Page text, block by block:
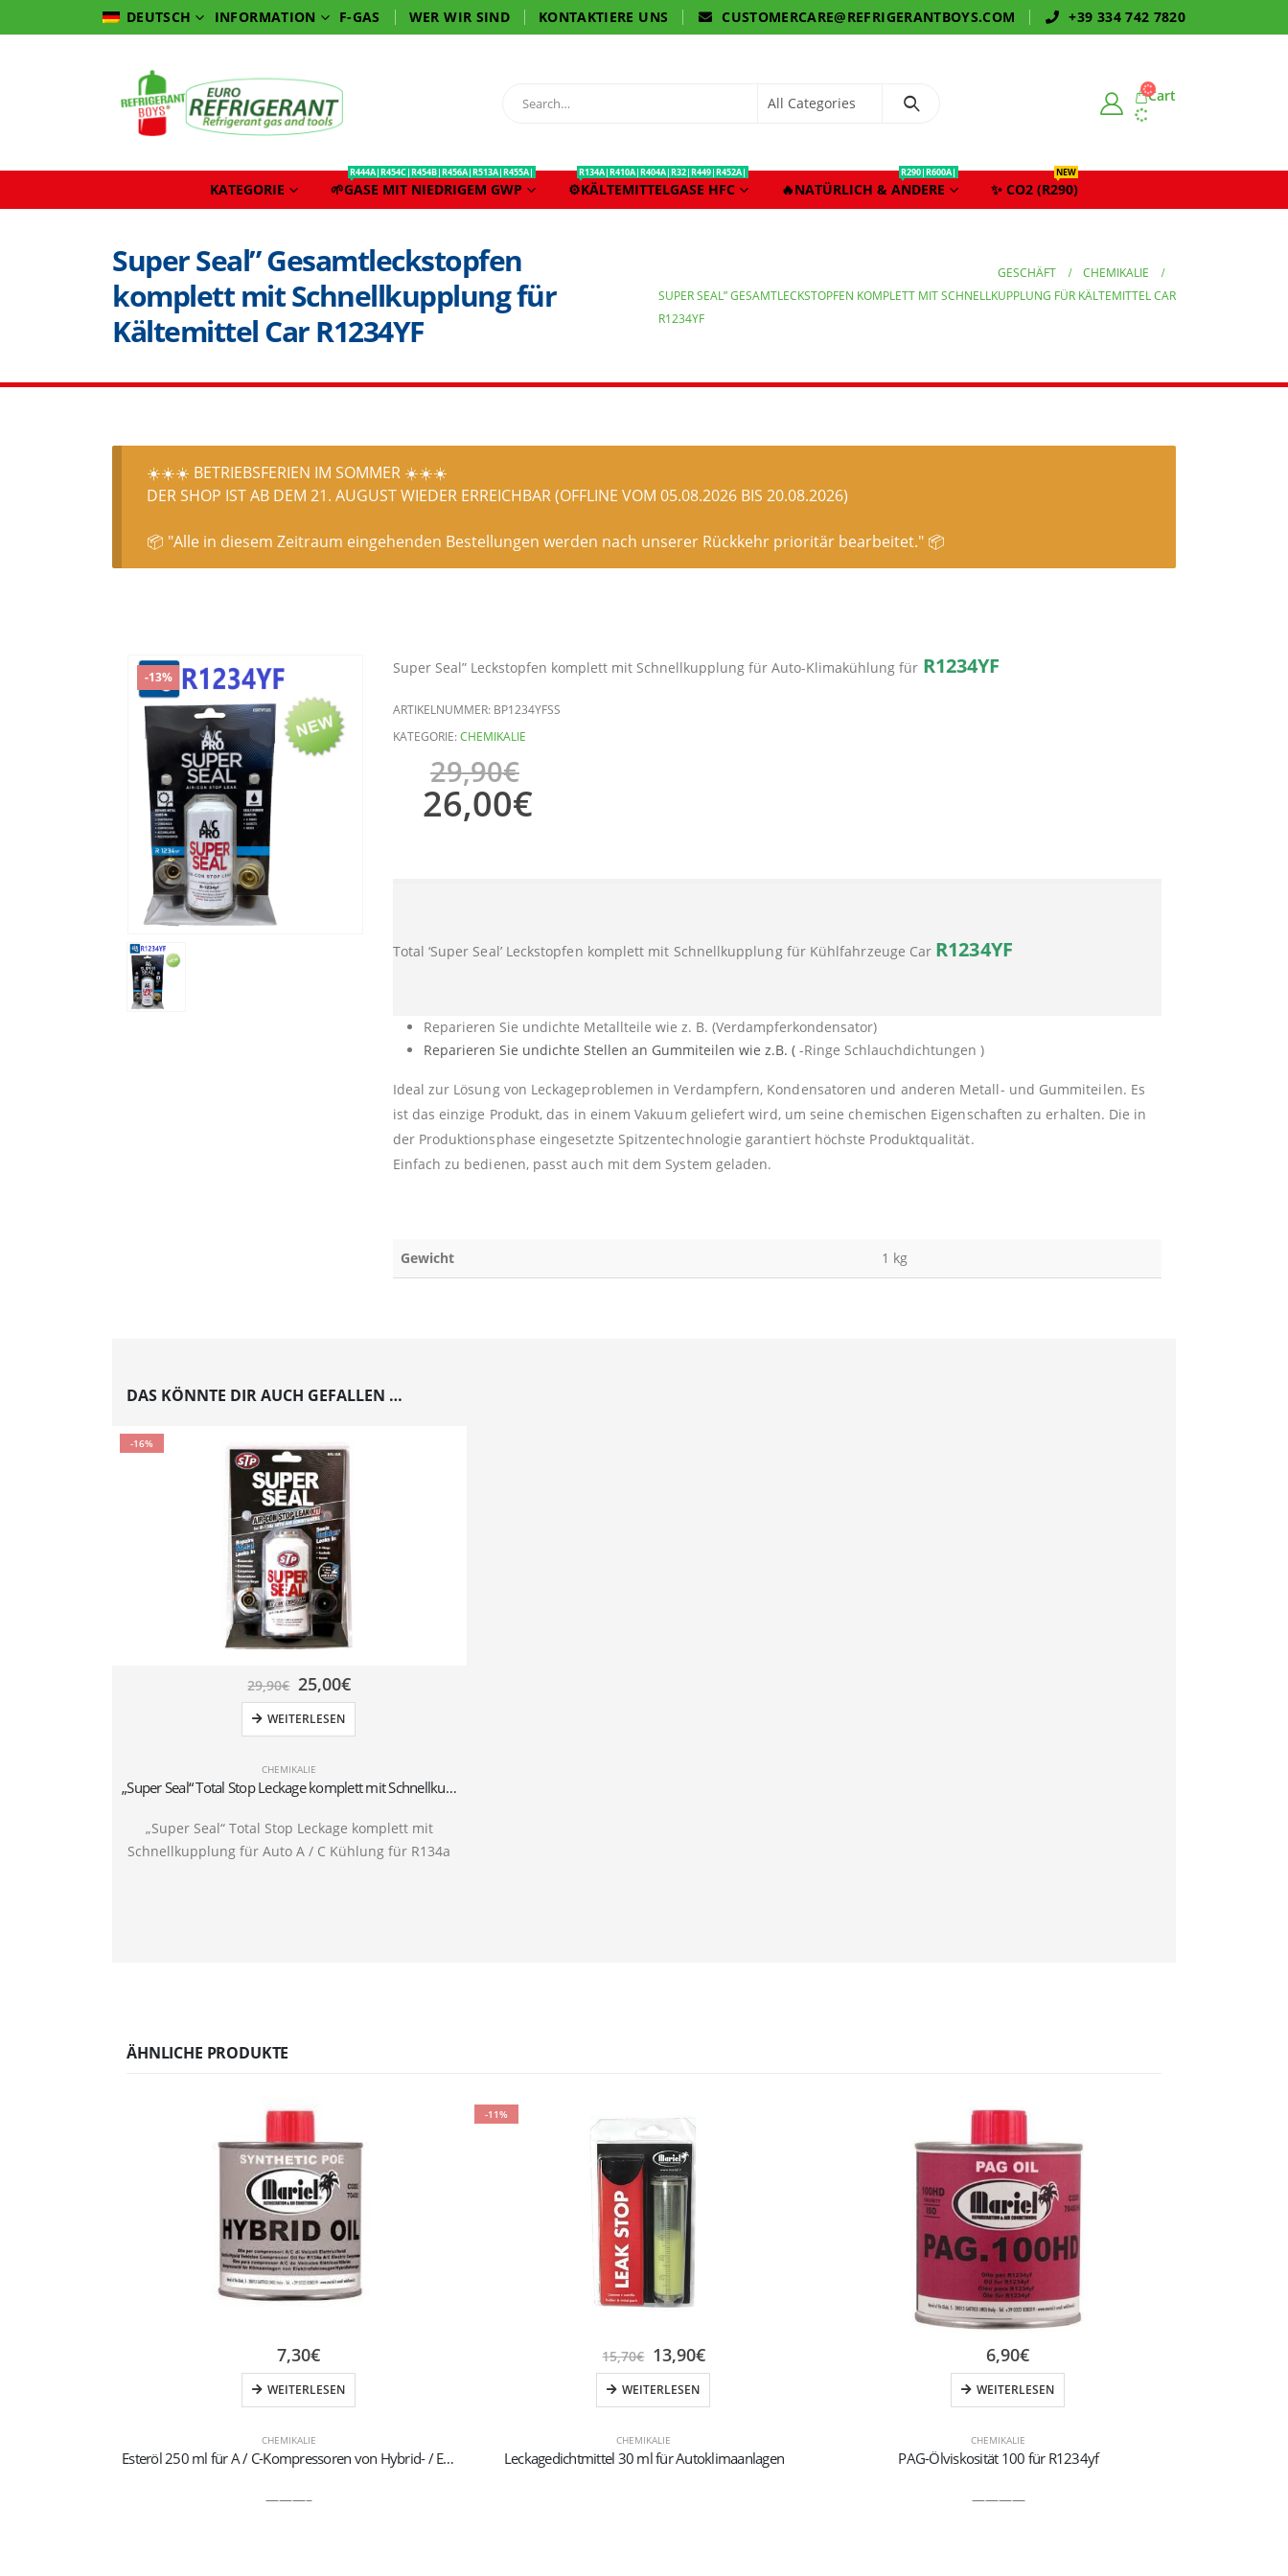
DEUTSCH INFORMATION F-GAS WER WIR SIND KONTAKTIERE UNS CUSTOMERCARE@REFRIGERANTBOYS.COM +39 334 742 7820
Cart
KATEGORIE 🌱GASE MIT NIEDRIGEM GWP
R444A|R454C|R454B|R456A|R513A|R455A|
⚙️KÄLTEMITTELGASE HFC
R134A|R410A|R404A|R32|R449|R452A|
🔥NATÜRLICH & ANDERE
R290|R600A|
✨ CO2 (R290)
NEW
Super Seal” Gesamtleckstopfen
komplett mit Schnellkupplung für
Kältemittel Car R1234YF
GESCHÄFT
CHEMIKALIE
SUPER SEAL” GESAMTLECKSTOPFEN KOMPLETT MIT SCHNELLKUPPLUNG FÜR KÄLTEMITTEL CAR
R1234YF
☀️☀️☀️ BETRIEBSFERIEN IM SOMMER ☀️☀️☀️
DER SHOP IST AB DEM 21. AUGUST WIEDER ERREICHBAR (OFFLINE VOM 05.08.2026 BIS 20.08.2026)
📦 "Alle in diesem Zeitraum eingehenden Bestellungen werden nach unserer Rückkehr prioritär bearbeitet." 📦
-13%
Super Seal” Leckstopfen komplett mit Schnellkupplung für Auto-Klimakühlung für R1234YF
ARTIKELNUMMER: BP1234YFSS
KATEGORIE:CHEMIKALIE
29,90€
26,00€
Total ‘Super Seal’ Leckstopfen komplett mit Schnellkupplung für Kühlfahrzeuge Car R1234YF
Reparieren Sie undichte Metallteile wie z. B. (Verdampferkondensator)
Reparieren Sie undichte Stellen an Gummiteilen wie z.B. ( -Ringe Schlauchdichtungen )
Ideal zur Lösung von Leckageproblemen in Verdampfern, Kondensatoren und anderen Metall- und Gummiteilen. Es
ist das einzige Produkt, das in einem Vakuum geliefert wird, um seine chemischen Eigenschaften zu erhalten. Die in
der Produktionsphase eingesetzte Spitzentechnologie garantiert höchste Produktqualität.
Einfach zu bedienen, passt auch mit dem System geladen.
Gewicht 1 kg
DAS KÖNNTE DIR AUCH GEFALLEN …
-16%
CHEMIKALIE
„Super Seal“ Total Stop Leckage komplett mit Schnellkupplung für Auto A / C Kühlung für R134a
„Super Seal“ Total Stop Leckage komplett mit
Schnellkupplung für Auto A / C Kühlung für R134a
29,90€ 25,00€
WEITERLESEN
ÄHNLICHE PRODUKTE
CHEMIKALIE
Esteröl 250 ml für A / C-Kompressoren von Hybrid- / Elektrofahrzeugen mit R134a und R1234yf
———–
7,30€
WEITERLESEN
-11%
CHEMIKALIE
Leckagedichtmittel 30 ml für Autoklimaanlagen
15,70€ 13,90€
WEITERLESEN
CHEMIKALIE
PAG-Ölviskosität 100 für R1234yf
————
6,90€
WEITERLESEN